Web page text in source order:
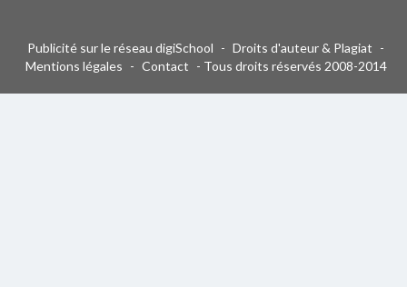
Publicité sur le réseau digiSchool - Droits d'auteur & Plagiat -
Mentions légales - Contact - Tous droits réservés 2008-2014